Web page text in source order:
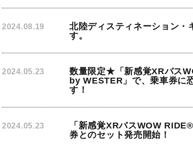
2024.08.19
北陸ディスティネーション・
す。
2024.05.23
数量限定★「新感覚XRバス
by WESTER」で、乗車券に
す！
2024.05.23
「新感覚XRバスWOW
券とのセット発売開始！